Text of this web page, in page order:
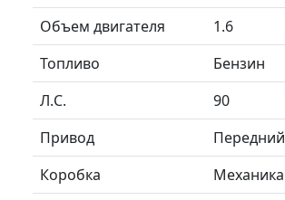
Объем двигателя
1.6
Топливо
Бензин
Л.C.
90
Привод
Передний
Коробка
Механика